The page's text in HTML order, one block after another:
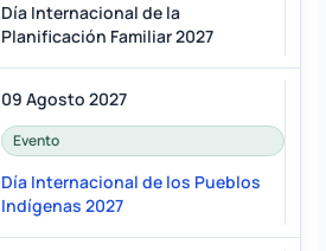
Día Internacional de la
Planificación Familiar 2027
09 Agosto 2027
Evento
Día Internacional de los Pueblos
Indígenas 2027